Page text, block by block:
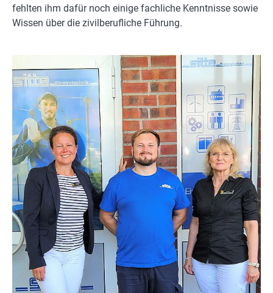
fehlten ihm dafür noch einige fachliche Kenntnisse sowie
Wissen über die zivilberufliche Führung.